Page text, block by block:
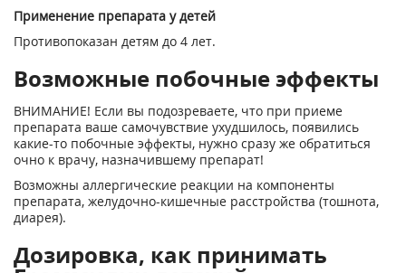
Применение препарата у детей
Противопоказан детям до 4 лет.
Возможные побочные эффекты
ВНИМАНИЕ! Если вы подозреваете, что при приеме
препарата ваше самочувствие ухудшилось, появились
какие-то побочные эффекты, нужно сразу же обратиться
очно к врачу, назначившему препарат!
Возможны аллергические реакции на компоненты
препарата, желудочно-кишечные расстройства (тошнота,
диарея).
Дозировка, как принимать